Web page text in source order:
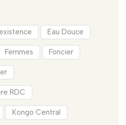
Eau Douce
Femmes Foncier
RDC
Kongo Central